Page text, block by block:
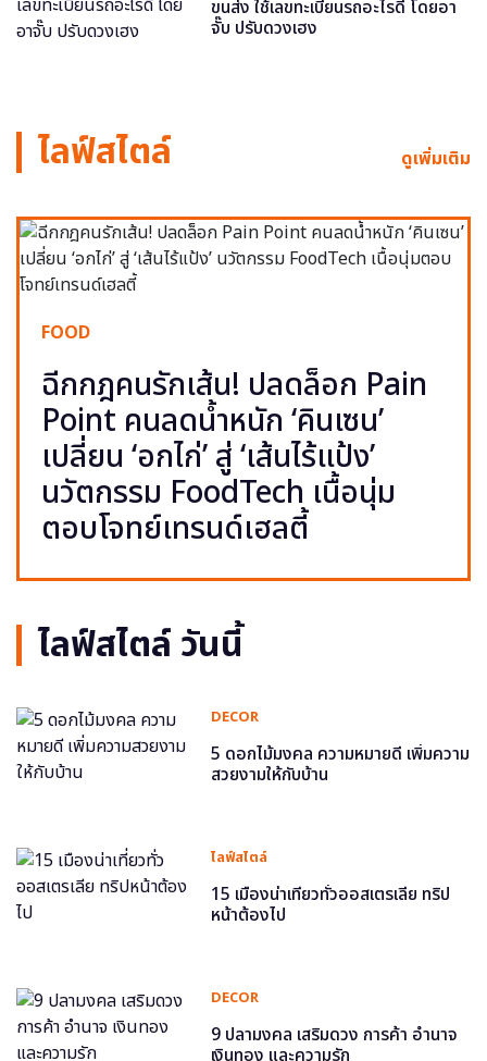
ขนส่ง ใช้เลขทะเบียนรถอะไรดี โดยอา
จั๊บ ปรับดวงเฮง
ไลฟ์สไตล์ ดูเพิ่มเติม
FOOD
ฉีกกฎคนรักเส้น! ปลดล็อก Pain
Point คนลดน้ำหนัก ‘คินเซน’
เปลี่ยน ‘อกไก่’ สู่ ‘เส้นไร้แป้ง’
นวัตกรรม FoodTech เนื้อนุ่ม
ตอบโจทย์เทรนด์เฮลตี้
ไลฟ์สไตล์ วันนี้
DECOR
5 ดอกไม้มงคล ความหมายดี เพิ่มความ
สวยงามให้กับบ้าน
ไลฟ์สไตล์
15 เมืองน่าเที่ยวทั่วออสเตรเลีย ทริป
หน้าต้องไป
DECOR
9 ปลามงคล เสริมดวง การค้า อำนาจ
เงินทอง และความรัก